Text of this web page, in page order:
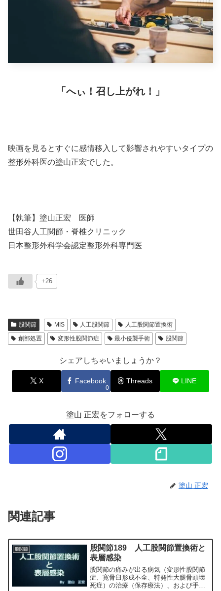
「へぃ！召し上がれ！」
映画を見るとすぐに感情移入して影響されやすいタイプの
整形外科医の塗山正宏でした。
【執筆】塗山正宏 医師
世田谷人工関節・脊椎クリニック
日本整形外科学会認定整形外科専門医
+26
股関節 MIS 人工股関節
人工股関節置換術
創部処置
変形性股関節症 最小侵襲手術 股関節
シェアしちゃいましょうか？
X Facebook
0
Threads LINE
塗山 正宏をフォローする
塗山 正宏
関連記事
股関節
股関節189 人工股関節置換術と
表層感染
股関節の痛みが出る病気（変形性股関節
症、寛骨臼形成不全、特発性大腿骨頭壊
死症）の治療（保存療法）、および手術